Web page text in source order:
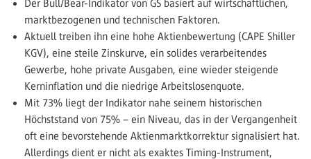
Der Bull/Bear-Indikator von GS basiert auf wirtschaftlichen,
marktbezogenen und technischen Faktoren.
Aktuell treiben ihn eine hohe Aktienbewertung (CAPE Shiller
KGV), eine steile Zinskurve, ein solides verarbeitendes
Gewerbe, hohe private Ausgaben, eine wieder steigende
Kerninflation und die niedrige Arbeitslosenquote.
Mit 73% liegt der Indikator nahe seinem historischen
Höchststand von 75% – ein Niveau, das in der Vergangenheit
oft eine bevorstehende Aktienmarktkorrektur signalisiert hat.
Allerdings dient er nicht als exaktes Timing-Instrument,